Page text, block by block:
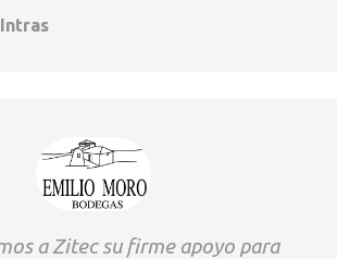
a Zitec su firme apoyo para